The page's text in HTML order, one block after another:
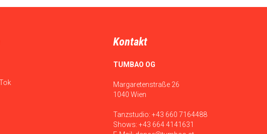
Kontakt
TUMBAO OG
Margaretenstraße 26
1040 Wien
Tanzstudio: +43 660 7164488
Shows: +43 664 4141631